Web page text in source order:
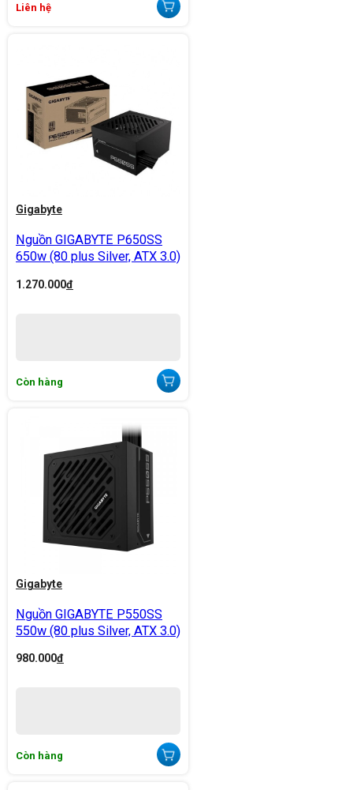
Liên hệ
Gigabyte
Nguồn GIGABYTE P650SS
650w (80 plus Silver, ATX 3.0)
1.270.000đ
Còn hàng
Gigabyte
Nguồn GIGABYTE P550SS
550w (80 plus Silver, ATX 3.0)
980.000đ
Còn hàng